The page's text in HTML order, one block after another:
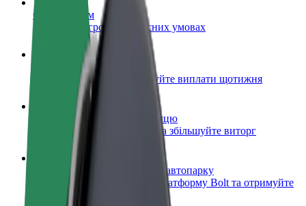
Стати водієм
Заробляйте гроші на власних умовах
Стати кур'єром
Доставляйте їжу та отримуйте виплати щотижня
Додати ресторан чи крамницю
Залучайте більше клієнтів та збільшуйте виторг
Зареєструватися як власник автопарку
Додайте Ваш автопарк на платформу Bolt та отримуйте
більше доходів